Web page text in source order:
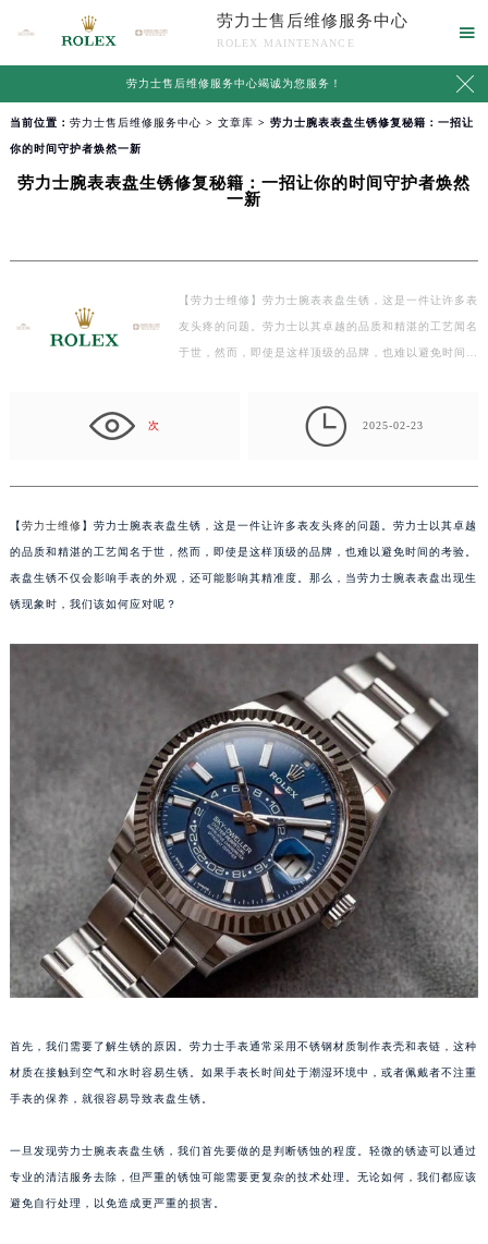
劳力士售后维修服务中心
ROLEX MAINTENANCE

劳力士售后维修服务中心竭诚为您服务！ 
当前位置： 劳力士售后维修服务中心 > 文章库 > 劳力士腕表表盘生锈修复秘籍：一招让
你的时间守护者焕然一新
劳力士腕表表盘生锈修复秘籍：一招让你的时间守护者焕然
一新
【劳力士维修】劳力士腕表表盘生锈，这是一件让许多表
友头疼的问题。劳力士以其卓越的品质和精湛的工艺闻名
于世，然而，即使是这样顶级的品牌，也难以避免时间
次  2025-02-23
【劳力士维修】劳力士腕表表盘生锈，这是一件让许多表友头疼的问题。劳力士以其卓越
的品质和精湛的工艺闻名于世，然而，即使是这样顶级的品牌，也难以避免时间的考验。
表盘生锈不仅会影响手表的外观，还可能影响其精准度。那么，当劳力士腕表表盘出现生
锈现象时，我们该如何应对呢？
首先，我们需要了解生锈的原因。劳力士手表通常采用不锈钢材质制作表壳和表链，这种
材质在接触到空气和水时容易生锈。如果手表长时间处于潮湿环境中，或者佩戴者不注重
手表的保养，就很容易导致表盘生锈。
一旦发现劳力士腕表表盘生锈，我们首先要做的是判断锈蚀的程度。轻微的锈迹可以通过
专业的清洁服务去除，但严重的锈蚀可能需要更复杂的技术处理。无论如何，我们都应该
避免自行处理，以免造成更严重的损害。